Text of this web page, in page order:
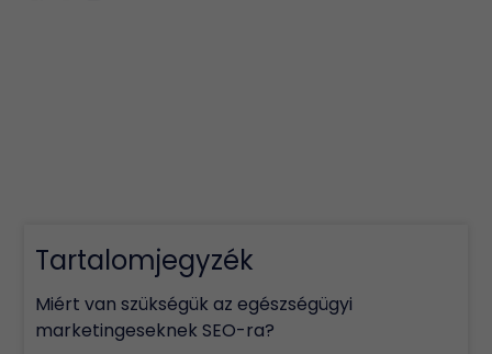
Tartalomjegyzék
Miért van szükségük az egészségügyi
marketingeseknek SEO-ra?